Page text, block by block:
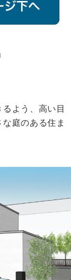
よう、高い目
庭のある住ま